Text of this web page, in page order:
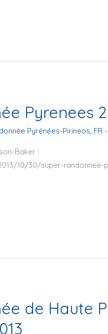
Pyrenees
Pyrénées-Pirineos, FR
Baker :
10/30/super-randonnee-
de Haute